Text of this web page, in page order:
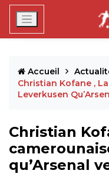
Accueil
Christian Kofane ,
Leverkusen
Christian
qu’Arsenal